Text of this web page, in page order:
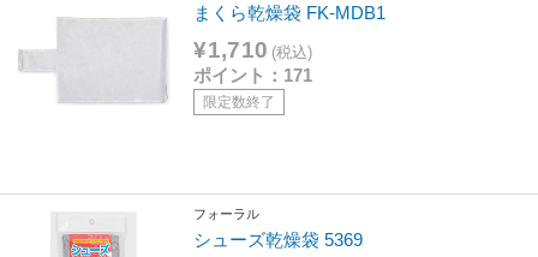
まくら乾燥袋 FK-MDB1
¥1,710 (税込)
ポイント：171
限定数終了
フォーラル
シューズ乾燥袋 5369